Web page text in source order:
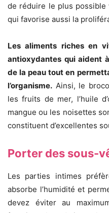
de réduire le plus possible
qui favorise aussi la
Les aliments riches en
antioxydantes qui aident
de la peau tout en
l’organisme. Ainsi, le
les fruits de mer, l’huile
mangue ou les noisettes
constituent d’excellentes
Porter des sous-
Les parties intimes
absorbe l’humidité et
devez éviter au